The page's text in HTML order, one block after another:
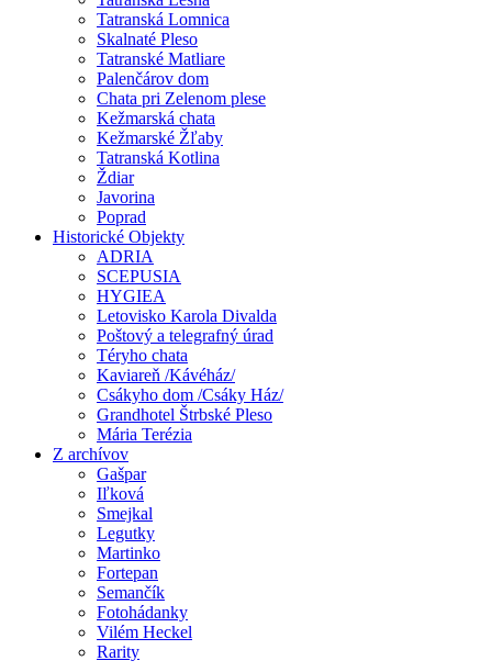
Tatranská Lomnica
Skalnaté Pleso
Tatranské Matliare
Palenčárov dom
Chata pri Zelenom plese
Kežmarská chata
Kežmarské Žľaby
Tatranská Kotlina
Ždiar
Javorina
Poprad
Historické Objekty
ADRIA
SCEPUSIA
HYGIEA
Letovisko Karola Divalda
Poštový a telegrafný úrad
Téryho chata
Kaviareň /Kávéház/
Csákyho dom /Csáky Ház/
Grandhotel Štrbské Pleso
Mária Terézia
Z archívov
Gašpar
Iľková
Smejkal
Legutky
Martinko
Fortepan
Semančík
Fotohádanky
Vilém Heckel
Rarity